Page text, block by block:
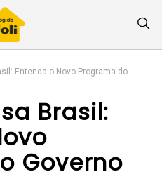
Entenda o Novo Programa do
Brasil:
Governo